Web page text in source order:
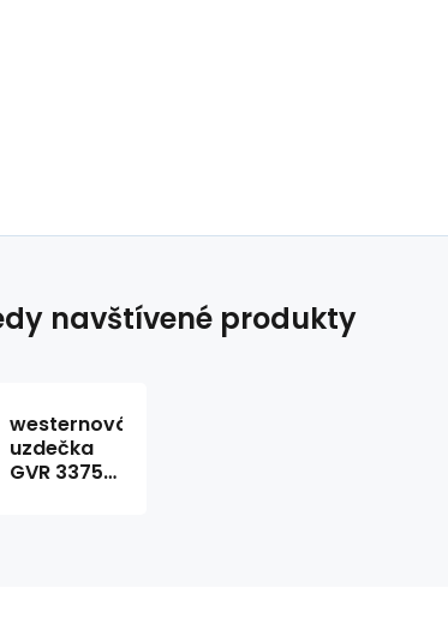
navštívené produkty
westernová
uzdečka
GVR 3375-